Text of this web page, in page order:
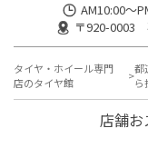
AM10:00～
〒920-0003
タイヤ・ホイール専門
店のタイヤ館
都
ら
店舗お